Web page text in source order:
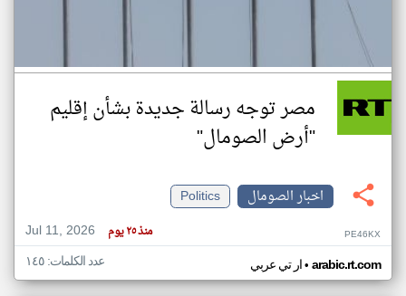
مصر توجه رسالة جديدة بشأن إقليم
"أرض الصومال"
اخبار الصومال
Politics
Jul 11, 2026
منذ ٢٥ يوم PE46KX
ار تي عربي• arabic.rt.com عدد الكلمات: ١٤٥